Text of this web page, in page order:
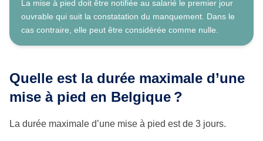
La mise à pied doit être notifiée au salarié le premier jour
ouvrable qui suit la constatation du manquement. Dans le
cas contraire, elle peut être considérée comme nulle.
Quelle est la durée maximale d’une
mise à pied en Belgique ?
La durée maximale d’une mise à pied est de 3 jours.